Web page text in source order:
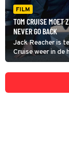
FILM
TOM CRUISE MOET
NEVER GO BACK
Jack Reacher is
Cruise weer in de